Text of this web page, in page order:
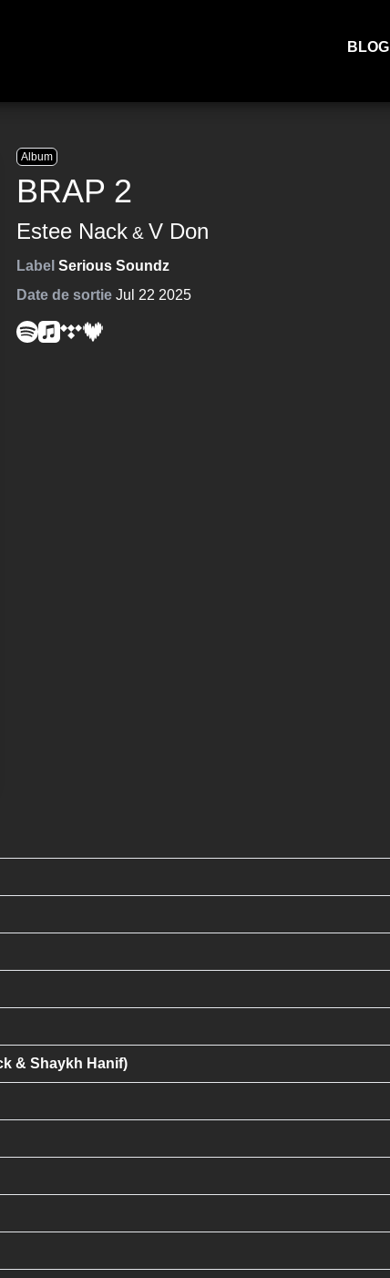
BLOG
Album
BRAP 2
Estee Nack & V Don
Label Serious Soundz
Date de sortie Jul 22 2025
& Shaykh Hanif)